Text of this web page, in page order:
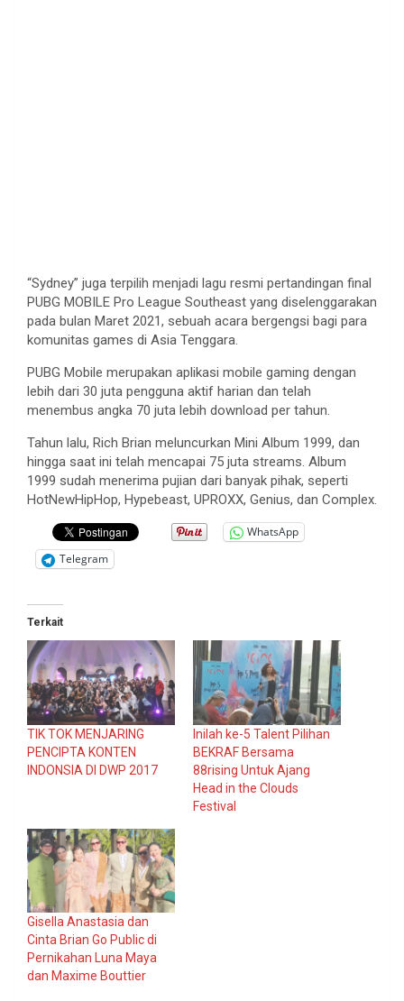
“Sydney” juga terpilih menjadi lagu resmi pertandingan final
PUBG MOBILE Pro League Southeast yang diselenggarakan
pada bulan Maret 2021, sebuah acara bergengsi bagi para
komunitas games di Asia Tenggara.
PUBG Mobile merupakan aplikasi mobile gaming dengan
lebih dari 30 juta pengguna aktif harian dan telah
menembus angka 70 juta lebih download per tahun.
Tahun lalu, Rich Brian meluncurkan Mini Album 1999, dan
hingga saat ini telah mencapai 75 juta streams. Album
1999 sudah menerima pujian dari banyak pihak, seperti
HotNewHipHop, Hypebeast, UPROXX, Genius, dan Complex.
WhatsApp
Telegram
Terkait
TIK TOK MENJARING
PENCIPTA KONTEN
INDONSIA DI DWP 2017
Inilah ke-5 Talent Pilihan
BEKRAF Bersama
88rising Untuk Ajang
Head in the Clouds
Festival
Gisella Anastasia dan
Cinta Brian Go Public di
Pernikahan Luna Maya
dan Maxime Bouttier